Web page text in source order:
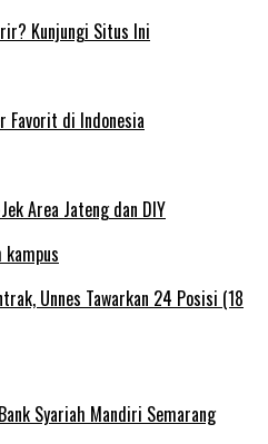
Kunjungi Situs Ini
Favorit di Indonesia
Area Jateng dan DIY
Unnes Tawarkan 24 Posisi (18
Syariah Mandiri Semarang